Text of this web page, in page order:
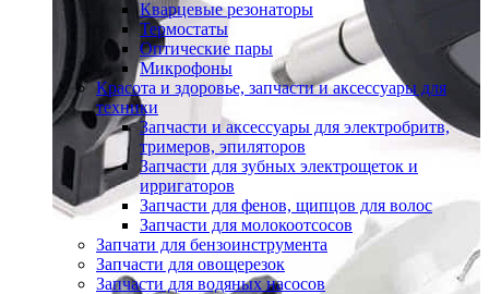
Кварцевые резонаторы
Термостаты
Оптические пары
Микрофоны
Красота и здоровье, запчасти и аксессуары для
техники
Запчасти и аксессуары для электробритв,
тримеров, эпиляторов
Запчасти для зубных электрощеток и
ирригаторов
Запчасти для фенов, щипцов для волос
Запчасти для молокоотсосов
Запчати для бензоинструмента
Запчасти для овощерезок
Запчасти для водяных насосов